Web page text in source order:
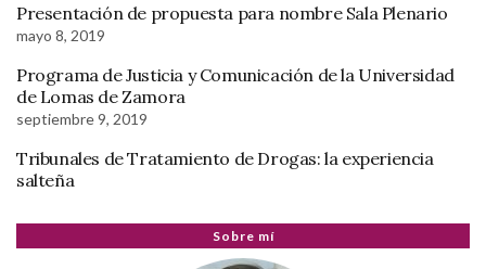
Presentación de propuesta para nombre Sala Plenario
mayo 8, 2019
Programa de Justicia y Comunicación de la Universidad
de Lomas de Zamora
septiembre 9, 2019
Tribunales de Tratamiento de Drogas: la experiencia
salteña
Sobre mí